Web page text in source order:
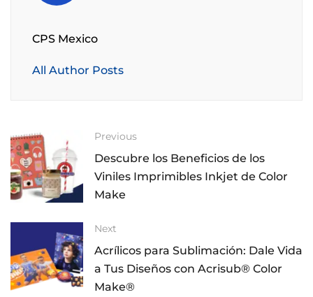
CPS Mexico
All Author Posts
Previous
Descubre los Beneficios de los
Viniles Imprimibles Inkjet de Color
Make
Next
Acrílicos para Sublimación: Dale Vida
a Tus Diseños con Acrisub® Color
Make®